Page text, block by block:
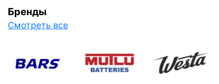
Бренды
Смотреть все